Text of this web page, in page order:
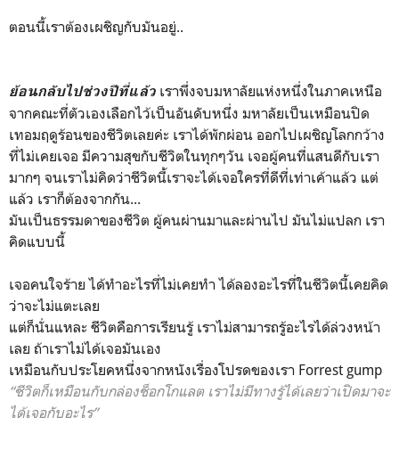
ตอนนี้เราต้องเผชิญกับมันอยู่..
ย้อนกลับไปช่วงปีที่แล้ว เราพึ่งจบมหาลัยแห่งหนึ่งในภาคเหนือ
จากคณะที่ตัวเองเลือกไว้เป็นอันดับหนึ่ง มหาลัยเป็นเหมือนปิด
เทอมฤดูร้อนของชีวิตเลยค่ะ เราได้พักผ่อน ออกไปเผชิญโลกกว้าง
ที่ไม่เคยเจอ มีความสุขกับชีวิตในทุกๆวัน เจอผู้คนที่แสนดีกับเรา
มากๆ จนเราไม่คิดว่าชีวิตนี้เราจะได้เจอใครที่ดีที่เท่าเค้าแล้ว แต่
แล้ว เราก็ต้องจากกัน...
มันเป็นธรรมดาของชีวิต ผู้คนผ่านมาและผ่านไป มันไม่แปลก เรา
คิดแบบนี้
เจอคนใจร้าย ได้ทำอะไรที่ไม่เคยทำ ได้ลองอะไรที่ในชีวิตนี้เคยคิด
ว่าจะไม่แตะเลย
แต่ก็นั่นแหละ ชีวิตคือการเรียนรู้ เราไม่สามารถรู้อะไรได้ล่วงหน้า
เลย ถ้าเราไม่ได้เจอมันเอง
เหมือนกับประโยคหนึ่งจากหนังเรื่องโปรดของเรา Forrest gump
“ชีวิตก็เหมือนกับกล่องช็อกโกแลต เราไม่มีทางรู้ได้เลยว่าเปิดมาจะ
ได้เจอกับอะไร”